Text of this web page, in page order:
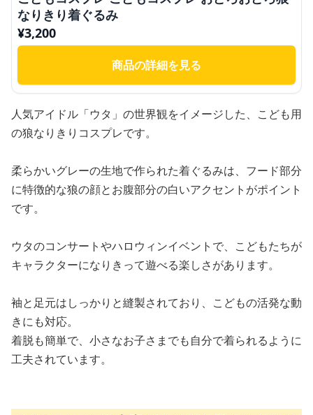
なりきり着ぐるみ
¥3,200
商品の詳細を見る
人気アイドル「ウタ」の世界観をイメージした、こども用
の狼なりきりコスプレです。
柔らかいグレーの生地で作られた着ぐるみは、フード部分
に特徴的な狼の顔とお腹部分の白いアクセントがポイント
です。
ウタのコンサートやハロウィンイベントで、こどもたちが
キャラクターになりきって遊べる楽しさがあります。
袖と足元はしっかりと縫製されており、こどもの活発な動
きにも対応。
着脱も簡単で、小さなお子さまでも自分で着られるように
工夫されています。